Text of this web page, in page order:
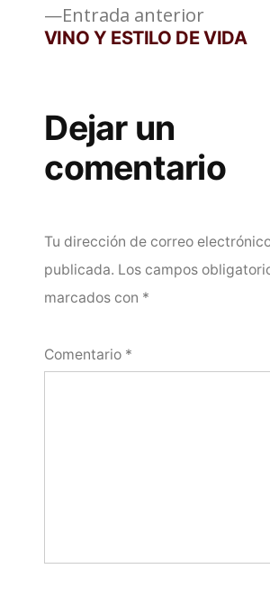
Entrada anteriorEntrada
anterior:
VINO Y ESTILO DE VIDA
Dejar un
comentario
Tu dirección de correo
publicada. Los campos
marcados con *
Comentario *